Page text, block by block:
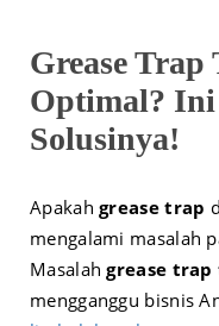
Grease
Optimal? Ini
Solusinya!
Apakahgrease trap
mengalami masalah
Masalahgrease
mengganggu bisnis